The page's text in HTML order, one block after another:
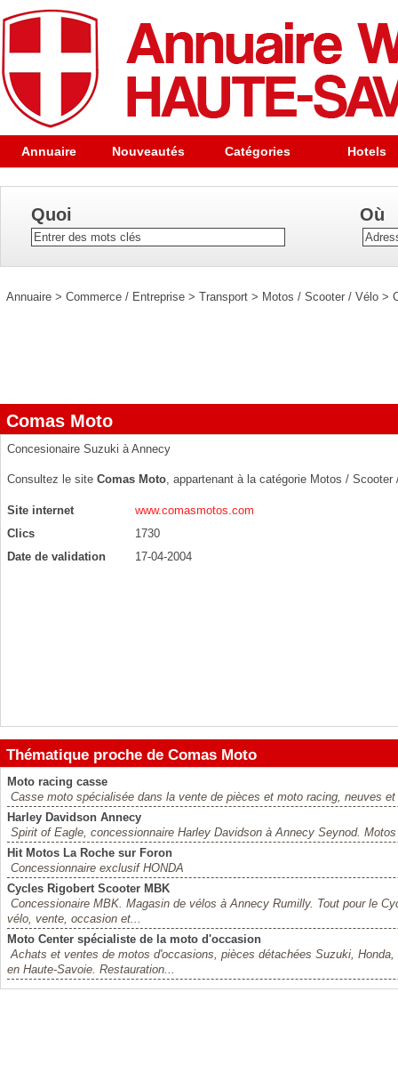
Annuaire Nouveautés Catégories Hotels
Quoi Où
Annuaire > Commerce / Entreprise > Transport > Motos / Scooter / Vélo >
Comas Moto
Concesionaire Suzuki à Annecy
Consultez le site Comas Moto, appartenant à la catégorie Motos / Scooter
Site internet
www.comasmotos.com
Clics
1730
Date de validation
17-04-2004
Thématique proche de Comas Moto
Moto racing casse
Casse moto spécialisée dans la vente de pièces et moto racing, neuves
Harley Davidson Annecy
Spirit of Eagle, concessionnaire Harley Davidson à Annecy Seynod.
Hit Motos La Roche sur Foron
Concessionnaire exclusif HONDA
Cycles Rigobert Scooter MBK
Concessionaire MBK. Magasin de vélos à Annecy Rumilly. Tout pour le
vélo, vente, occasion et...
Moto Center spécialiste de la moto d'occasion
Achats et ventes de motos d'occasions, pièces détachées Suzuki,
en Haute-Savoie. Restauration...